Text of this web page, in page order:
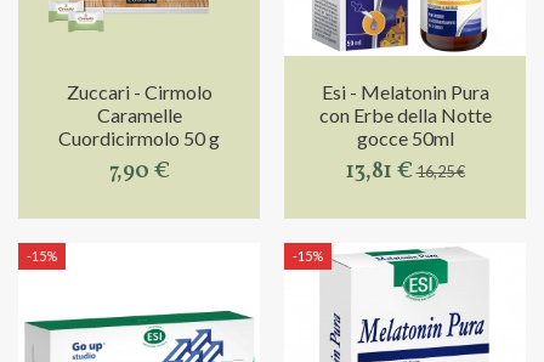
Zuccari - Cirmolo
Caramelle
Cuordicirmolo 50 g
7,90 €
Esi - Melatonin Pura
con Erbe della Notte
gocce 50ml
13,81 €16,25 €
-15% -15%